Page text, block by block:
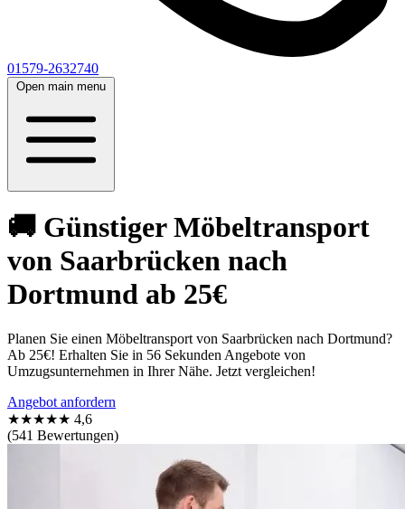
01579-2632740
Open main menu
🚚 Günstiger Möbeltransport
von Saarbrücken nach
Dortmund ab 25€
Planen Sie einen Möbeltransport von Saarbrücken nach Dortmund?
Ab 25€! Erhalten Sie in 56 Sekunden Angebote von
Umzugsunternehmen in Ihrer Nähe. Jetzt vergleichen!
Angebot anfordern
★★★★★ 4,6
(541 Bewertungen)